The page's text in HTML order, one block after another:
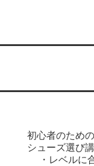
初心者のための
シューズ選び
・ レベルに